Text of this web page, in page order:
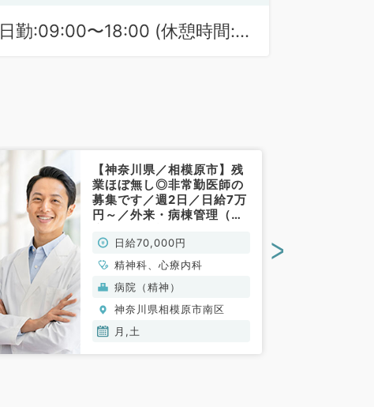
日勤:09:00〜18:00 (休憩時間:
【神奈川県／相模原市】残
業ほぼ無し◎非常勤医師の
募集です／週2日／日給7万
円～／外来・病棟管理（心
日給70,000円
精神科、心療内科
病院（精神）
神奈川県相模原市南区
月,土
>